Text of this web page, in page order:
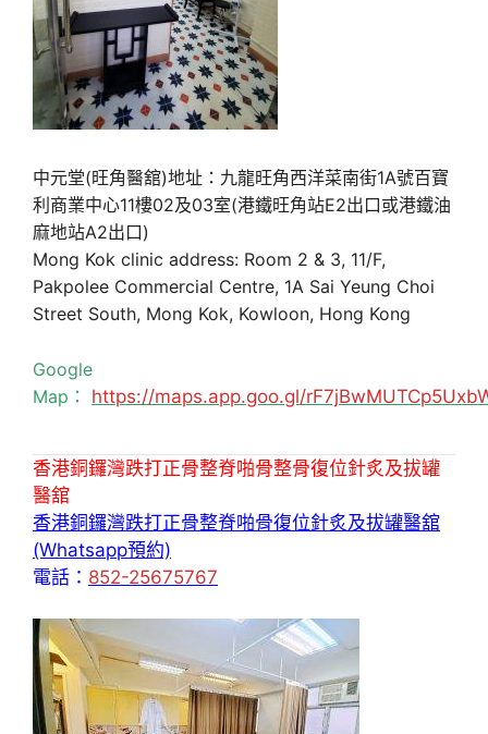
中元堂(旺角醫舘)地址：九龍旺角西洋菜南街1A號百寶
利商業中心11樓02及03室(港鐵旺角站E2出口或港鐵油
麻地站A2出口)
Mong Kok clinic address: Room 2 & 3, 11/F,
Pakpolee Commercial Centre, 1A Sai Yeung Choi
Street South, Mong Kok, Kowloon, Hong Kong
Google
Map： https://maps.app.goo.gl/
香港銅鑼灣跌打正骨整脊啪骨整骨復位針炙及拔罐
醫舘
香港銅鑼灣跌打正骨整脊啪骨復位針炙及拔罐醫舘
(Whatsapp預約)
電話： 852-25675767